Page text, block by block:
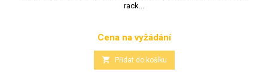
rack...
Cena
Cena na vyžádání
 Přidat do košíku